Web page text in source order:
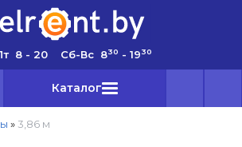
8 - 20 Сб-Вс 830 - 1930
Каталог
» 3,86 м